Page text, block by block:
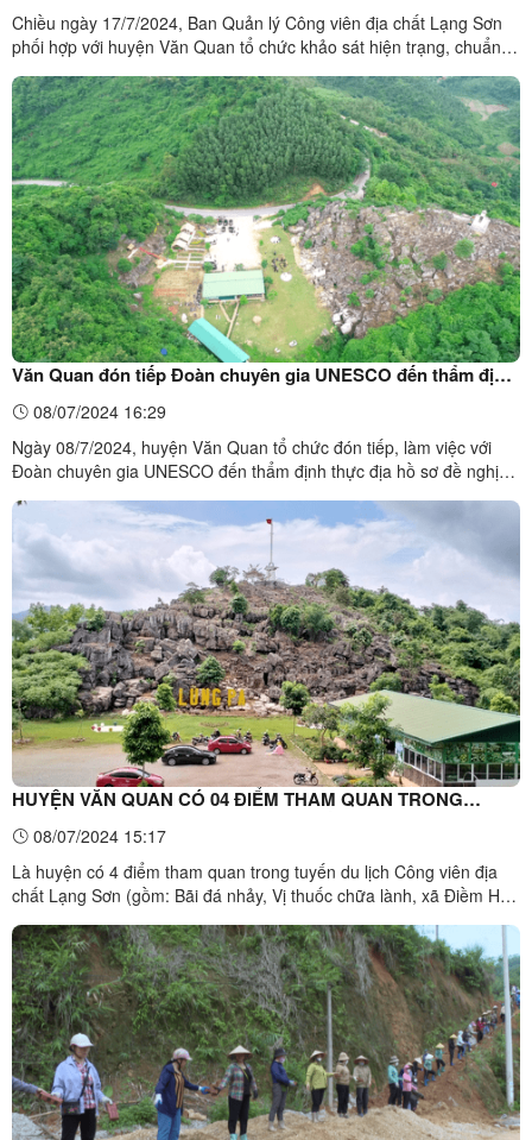
Chiều ngày 17/7/2024, Ban Quản lý Công viên địa chất Lạng Sơn
phối hợp với huyện Văn Quan tổ chức khảo sát hiện trạng, chuẩn bị
Nhà thờ họ Hà thổ ty tại xã Bình Phúc.Ban Quản lý Công viên địa
chất Lạng Sơn khảo sát Nhà ...
Văn Quan đón tiếp Đoàn chuyên gia UNESCO đến thẩm định
thực địa các điểm tham quan Công viên địa chất Lạng Sơn
08/07/2024 16:29
Ngày 08/7/2024, huyện Văn Quan tổ chức đón tiếp, làm việc với
Đoàn chuyên gia UNESCO đến thẩm định thực địa hồ sơ đề nghị
cầu UNESCO, tại các điểm tham quan Rừng hồi Xứ Lạng xã An
Sơn, Bãi đá nhảy và Vị thuốc chữa lành ...
HUYỆN VĂN QUAN CÓ 04 ĐIỂM THAM QUAN TRONG
TUYẾN DU LỊCH CÔNG VIÊN ĐỊA CHẤT LẠNG SƠN.
08/07/2024 15:17
Là huyện có 4 điểm tham quan trong tuyến du lịch Công viên địa
chất Lạng Sơn (gồm: Bãi đá nhảy, Vị thuốc chữa lành, xã Điềm He;
thời gian qua, huyện Văn Quan đã tích cực triển khai các hoạt động
xây dựng và phát triển các địa điểm ...